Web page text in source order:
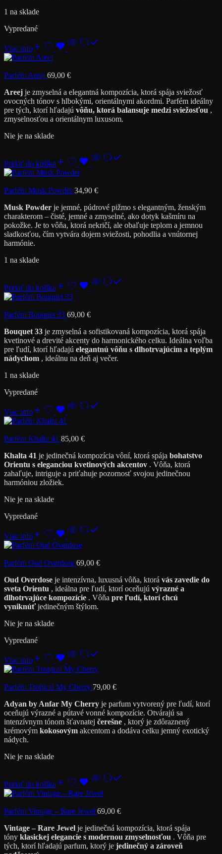
1 na sklade
Vypredané
Viac info
Parfém Areej 69,00 €
Areej je zmyselná a elegantná kompozícia, ktorá spája sviežosť
ovocných tónov s hlbokými, orientálnymi akordmi. Parfém ideálny
pre tých, ktorí hľadajú vôňu, ktorá balansuje medzi sviežosťou ,
zmyselnosťou a orientálnym luxusom.
Nie je na sklade
Pridať do košíka
Parfém Musk Powder34,90 €
Musk Powder je jemné, púdrové pižmo s elegantným, ženským
charakterom – čisté, jemné a zmyselné, ako dotyk kašmíru na
pokožke. Je to vôňa, ktorá nekričí, ale obaľuje teplom a jemnou
sladkosťou, čím vytvára dojem sviežosti, pohodlia a vnútornej
harmónie.
1 na sklade
Pridať do košíka
Parfém Bouquet 33 69,00 €
Bouquet 33 je zmyselná a sofistikovaná kompozícia, ktorá spája
kvetinové a drevité akcenty do harmonického celku. Ideálna voľba
pre ľudí, ktorí hľadajú elegantnú vôňu s dlhotrvajúcim a teplým
nádychom , ideálnu na deň aj večer.
1 na sklade
Vypredané
Viac info
Parfém Khalta 41 85,00 €
Khalta 41 je jedinečná kompozícia vôní, ktorá spája bohatstvo
Orientu s eleganciou kvetinových akcentov . Vôňa, ktorá
zahaľuje, intriguje a priťahuje pozornosť svojou jedinečnou
harmóniou zložiek.
Nie je na sklade
Vypredané
Viac info
Parfém Oud Overdose 69,00 €
Oud Overdose je intenzívna, luxusná vôňa, ktorá vás zavedie do
sveta Orientu , ideálna pre ľudí, ktorí oceňujú výrazné a
dlhotrvajúce kompozície . Vôňa pre ľudí, ktorí chcú
vyniknúťjedinečným štýlom.
Nie je na sklade
Vypredané
Viac info
Parfém Tropical My Cherry 79,00 €
Adyan by Anfar My Cherry je parfum vytvorený pre ľudí, ktorí
oceňujú výrazné a pútavé vonné kompozície. Otvárajú sa
intenzívnym tónom šťavnatej čerešne , ktorý je zdôraznený
krémovým kokosovým akcentom a dodáva celku jemný exotický
nádych.
Nie je na sklade
Pridať do košíka
Parfém Vintage – Rare Jewel 69,00 €
Vintage – Rare Jewel je jedinečná kompozícia, ktorá spája
tóny klasickej elegancie s modernou zmyselnosťou . Vôňa pre
tých, ktorí hľadajú parfum, ktorý je jedinečný a zároveň